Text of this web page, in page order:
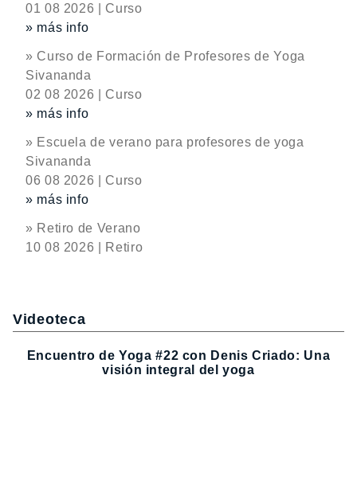
01 08 2026 | Curso
» más info
» Curso de Formación de Profesores de Yoga
Sivananda
02 08 2026 | Curso
» más info
» Escuela de verano para profesores de yoga
Sivananda
06 08 2026 | Curso
» más info
» Retiro de Verano
10 08 2026 | Retiro
Videoteca
Encuentro de Yoga #22 con Denis Criado: Una
visión integral del yoga